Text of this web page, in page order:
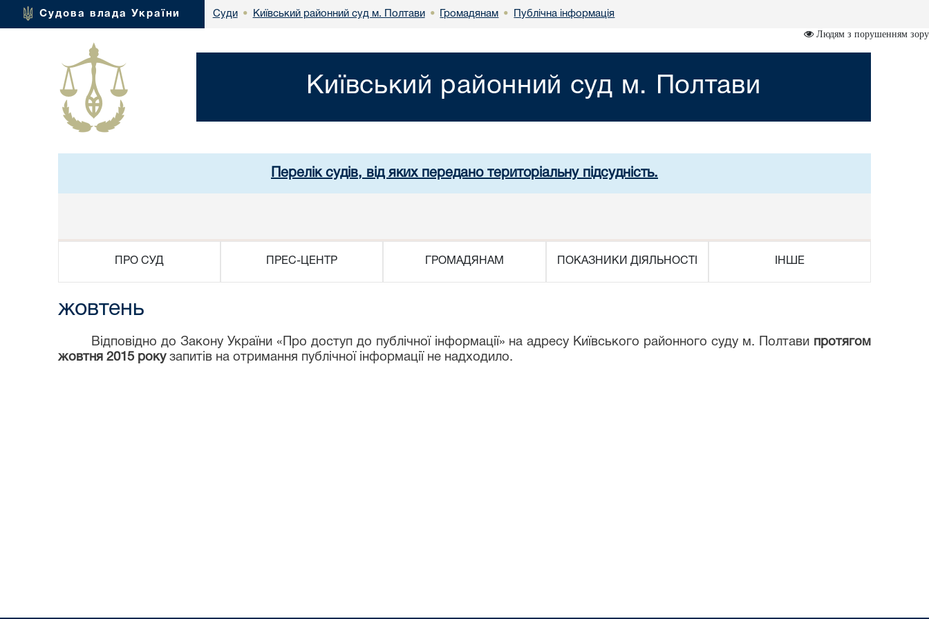
Судова влада України Суди • Київський районний суд м. Полтави • Громадянам • Публічна інформація
Людям з порушенням зору
Київський районний суд м. Полтави
Перелік судів, від яких передано територіальну підсудність.
ПРО СУД ПРЕС-ЦЕНТР ГРОМАДЯНАМ ПОКАЗНИКИ ДІЯЛЬНОСТІ ІНШЕ
жовтень
Відповідно до Закону України «Про доступ до публічної інформації» на адресу Київського районного суду м. Полтави протягом
жовтня 2015 рокузапитів на отримання публічної інформації не надходило.